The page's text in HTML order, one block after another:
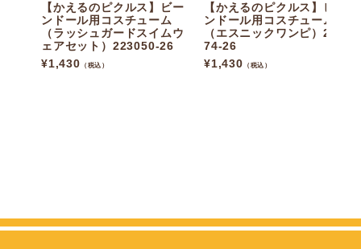
【かえるのピクルス】ビー
ンドール用コスチューム
（ラッシュガードスイムウ
ェアセット）223050-26
¥1,430 （税込）
【かえるのピクルス】ビー
ンドール用コスチューム
（エスニックワンピ）2230
74-26
¥1,430 （税込）